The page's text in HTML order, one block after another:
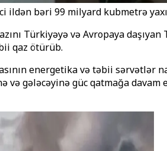
ildən bəri 99 milyard kubmetrə
Türkiyəyə və Avropaya
qaz ötürüb.
energetika və təbii sərvətlər
və gələcəyinə güc qatmağa davam